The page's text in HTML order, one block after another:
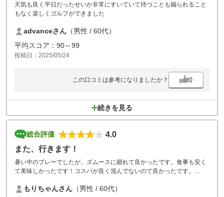
天気も良く平日だったせいか非常にすいていて待つことも煽られること
もなく楽しくゴルフができました
advanceさん （男性 / 60代）
平均スコア：90～99
投稿日：2025/05/24
この口コミは参考になりましたか？ 0
続きを見る
総合評価
4.0
また、行きます！
暑い中のプレーでしたが、ズムースに廻れて良かったです。食事も安く
て美味しかったです！コスパが良く混んでないのて良かったです。
もりちゃんさん （男性 / 60代）